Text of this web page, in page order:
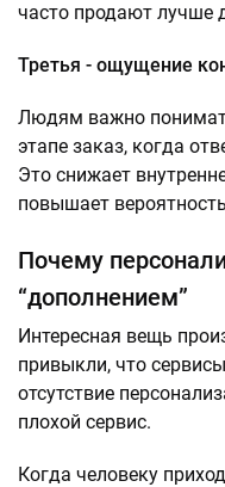
часто продают лучше
Третья - ощущение
Людям важно
этапе заказ, когда
Это снижает
повышает
Почему
“дополнением”
Интересная вещь
привыкли, что
отсутствие
плохой сервис.
Когда человеку